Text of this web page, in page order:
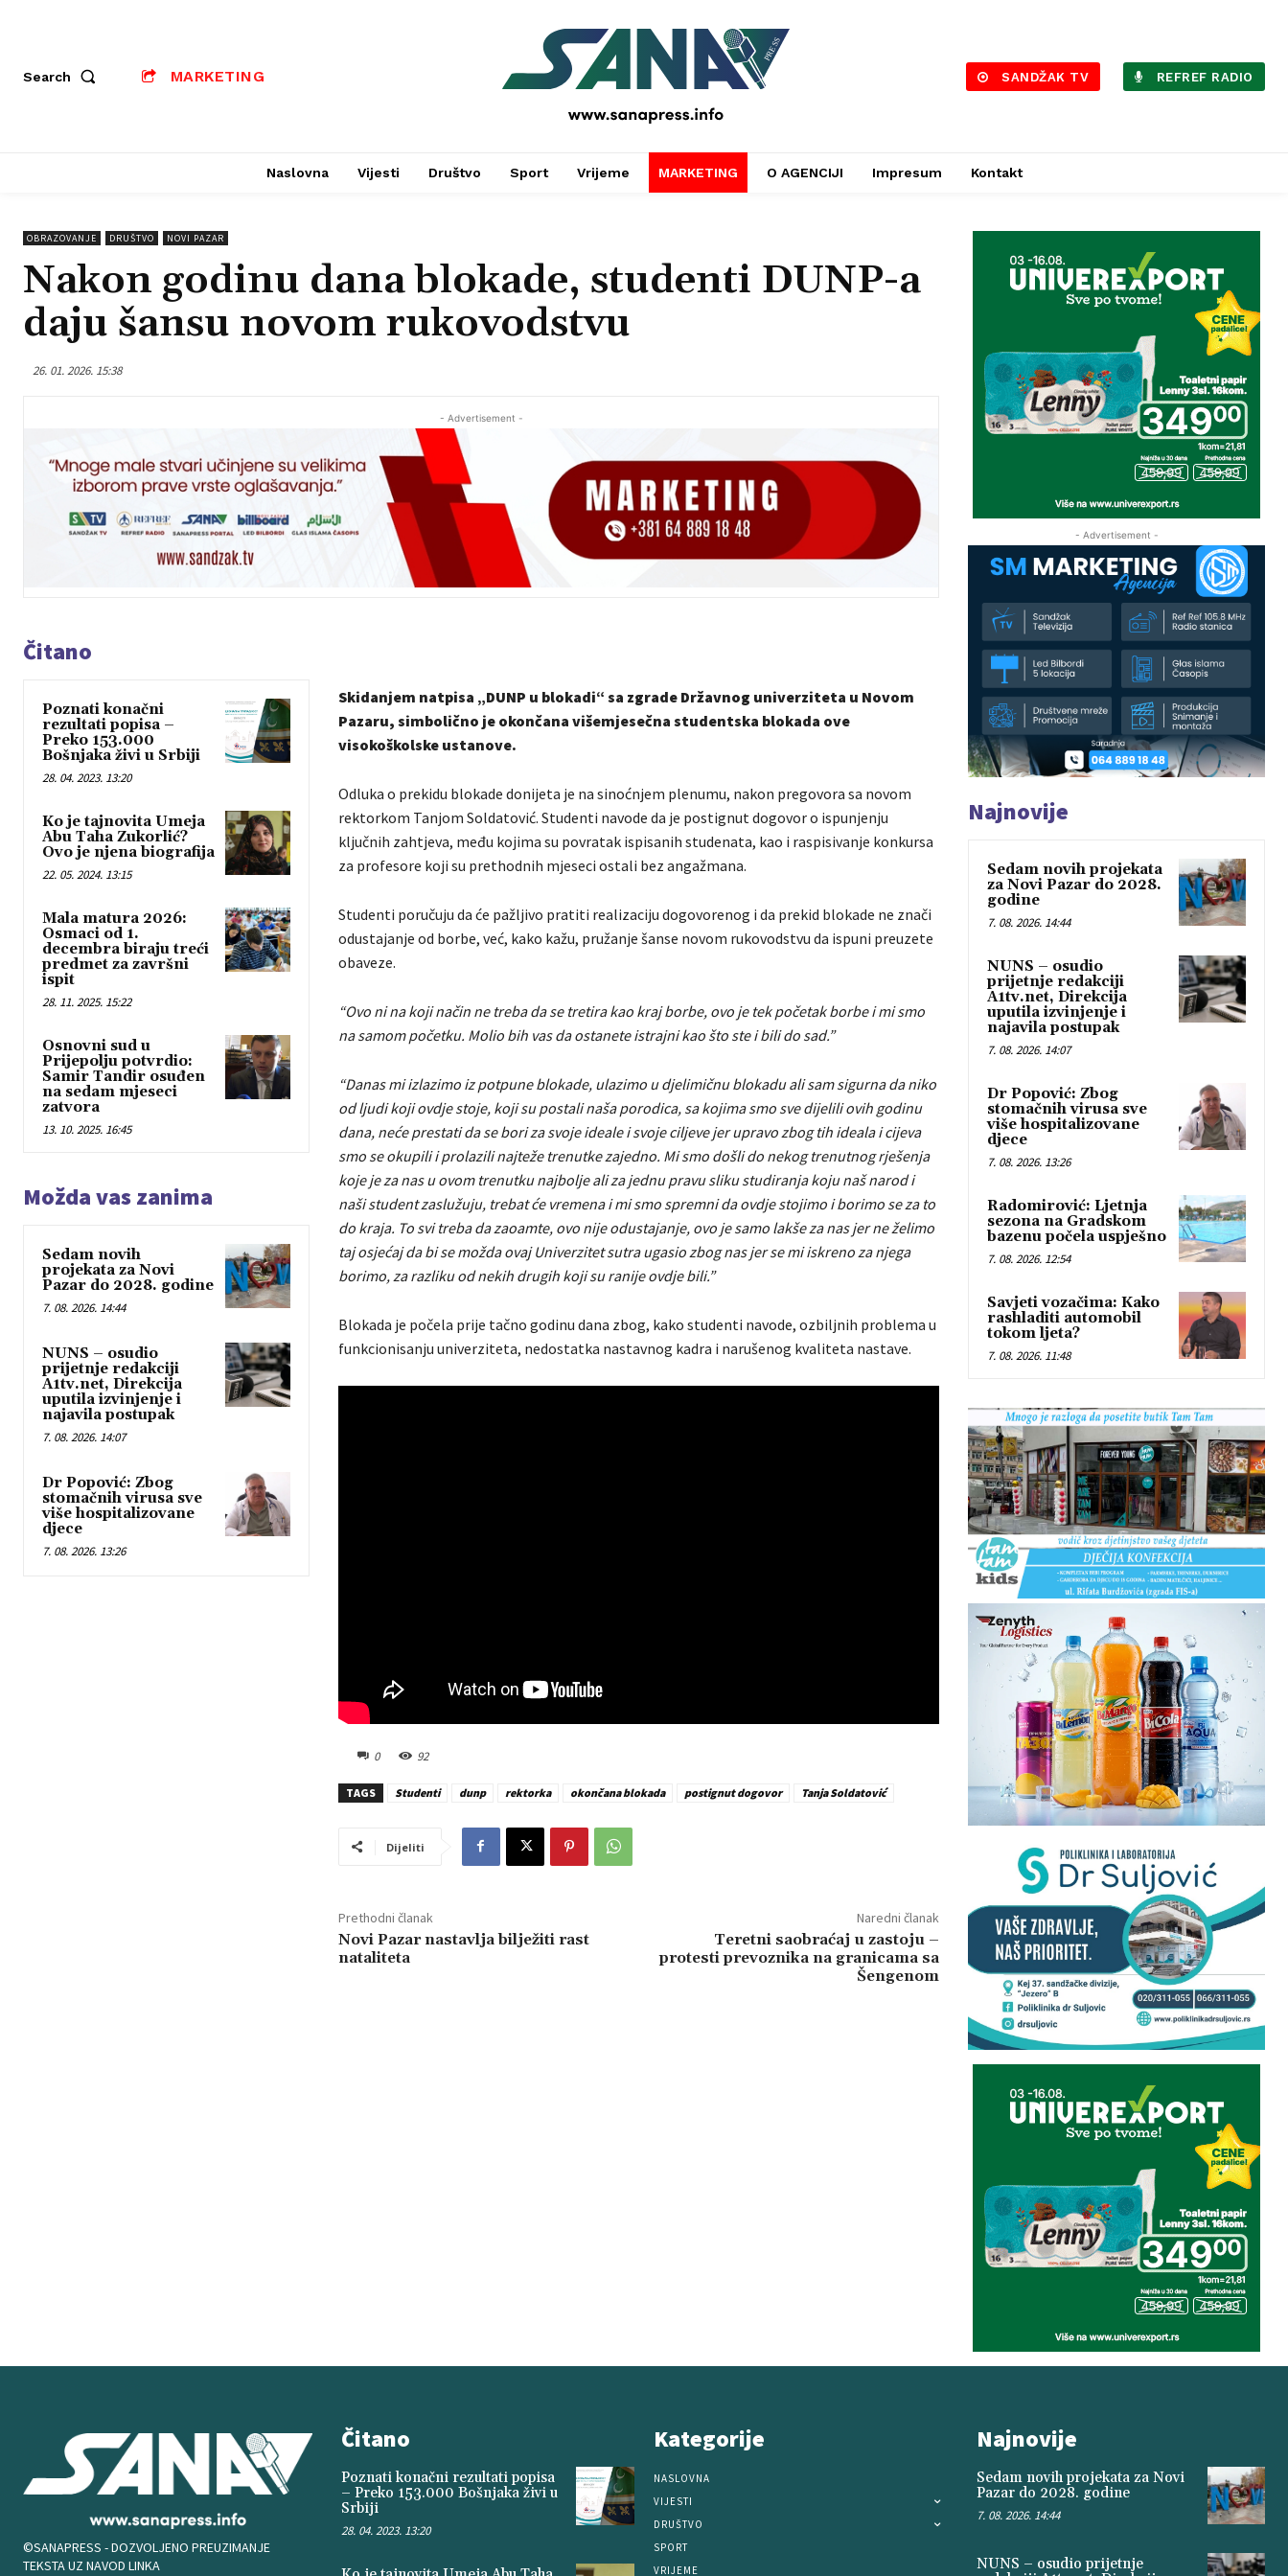
Search MARKETING
PRESS
SANDŽAK TV REFREF RADIO
Naslovna Vijesti Društvo Sport Vrijeme MARKETING O AGENCIJI Impresum Kontakt
OBRAZOVANJE DRUŠTVO NOVI PAZAR
Nakon godinu dana blokade, studenti DUNP-a
daju šansu novom rukovodstvu
26. 01. 2026. 15:38
- Advertisement -
Čitano
Poznati konačni
rezultati popisa –
Preko 153.000
Bošnjaka živi u Srbiji
28. 04. 2023. 13:20
Ko je tajnovita Umeja
Abu Taha Zukorlić?
Ovo je njena biografija
22. 05. 2024. 13:15
Mala matura 2026:
Osmaci od 1.
decembra biraju treći
predmet za završni
ispit
28. 11. 2025. 15:22
Osnovni sud u
Prijepolju potvrdio:
Samir Tandir osuđen
na sedam mjeseci
zatvora
13. 10. 2025. 16:45
Možda vas zanima
Sedam novih
projekata za Novi
Pazar do 2028. godine
7. 08. 2026. 14:44
NUNS – osudio
prijetnje redakciji
A1tv.net, Direkcija
uputila izvinjenje i
najavila postupak
7. 08. 2026. 14:07
Dr Popović: Zbog
stomačnih virusa sve
više hospitalizovane
djece
7. 08. 2026. 13:26
Skidanjem natpisa „DUNP u blokadi“ sa zgrade Državnog univerziteta u Novom
Pazaru, simbolično je okončana višemjesečna studentska blokada ove
visokoškolske ustanove.
Odluka o prekidu blokade donijeta je na sinoćnjem plenumu, nakon pregovora sa novom
rektorkom Tanjom Soldatović. Studenti navode da je postignut dogovor o ispunjenju
ključnih zahtjeva, među kojima su povratak ispisanih studenata, kao i raspisivanje konkursa
za profesore koji su prethodnih mjeseci ostali bez angažmana.
Studenti poručuju da će pažljivo pratiti realizaciju dogovorenog i da prekid blokade ne znači
odustajanje od borbe, već, kako kažu, pružanje šanse novom rukovodstvu da ispuni preuzete
obaveze.
“Ovo ni na koji način ne treba da se tretira kao kraj borbe, ovo je tek početak borbe i mi smo
na samom početku. Molio bih vas da ostanete istrajni kao što ste i bili do sad.”
“Danas mi izlazimo iz potpune blokade, ulazimo u djelimičnu blokadu ali sam sigurna da niko
od ljudi koji ovdje stoje, koji su postali naša porodica, sa kojima smo sve dijelili ovih godinu
dana, neće prestati da se bori za svoje ideale i svoje ciljeve jer upravo zbog tih ideala i cijeva
smo se okupili i prolazili najteže trenutke zajedno. Mi smo došli do nekog trenutnog rješenja
koje je za nas u ovom trenutku najbolje ali za jednu pravu sliku studiranja koju naš narod i
naši student zaslužuju, trebat će vremena i mi smo spremni da ovdje stojimo i borimo se za to
do kraja. To svi treba da zaoamte, ovo nije odustajanje, ovo je samo lakše za nas jer ne želimo
taj osjećaj da bi se možda ovaj Univerzitet sutra ugasio zbog nas jer se mi iskreno za njega
borimo, za razliku od nekih drugih koji su ranije ovdje bili.”
Blokada je počela prije tačno godinu dana zbog, kako studenti navode, ozbiljnih problema u
funkcionisanju univerziteta, nedostatka nastavnog kadra i narušenog kvaliteta nastave.
0 92
TAGS Studenti dunp rektorka okončana blokada postignut dogovor Tanja Soldatović
Dijeliti
Prethodni članak
Novi Pazar nastavlja bilježiti rast
nataliteta
Naredni članak
Teretni saobraćaj u zastoju –
protesti prevoznika na granicama sa
Šengenom
- Advertisement -
Najnovije
Sedam novih projekata
za Novi Pazar do 2028.
godine
7. 08. 2026. 14:44
NUNS – osudio
prijetnje redakciji
A1tv.net, Direkcija
uputila izvinjenje i
najavila postupak
7. 08. 2026. 14:07
Dr Popović: Zbog
stomačnih virusa sve
više hospitalizovane
djece
7. 08. 2026. 13:26
Radomirović: Ljetnja
sezona na Gradskom
bazenu počela uspješno
7. 08. 2026. 12:54
Savjeti vozačima: Kako
rashladiti automobil
tokom ljeta?
7. 08. 2026. 11:48
©SANAPRESS - DOZVOLJENO PREUZIMANJE
TEKSTA UZ NAVOD LINKA
Čitano
Poznati konačni rezultati popisa
– Preko 153.000 Bošnjaka živi u
Srbiji
28. 04. 2023. 13:20
Kategorije
NASLOVNA
VIJESTI
DRUŠTVO
SPORT
VRIJEME
Najnovije
Sedam novih projekata za Novi
Pazar do 2028. godine
7. 08. 2026. 14:44
NUNS – osudio prijetnje